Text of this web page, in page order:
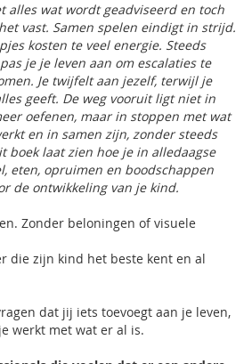
alles wat wordt geadviseerd en toch
vast. Samen spelen eindigt in strijd.
kosten te veel energie. Steeds
je je leven aan om escalaties te
Je twijfelt aan jezelf, terwijl je
geeft. De weg vooruit ligt niet in
oefenen, maar in stoppen met wat
en in samen zijn, zonder steeds
boek laat zien hoe je in alledaagse
eten, opruimen en boodschappen
de ontwikkeling van je kind.
Zonder beloningen of visuele
die zijn kind het beste kent en al
dat jij iets toevoegt aan je leven,
werkt met wat er al is.